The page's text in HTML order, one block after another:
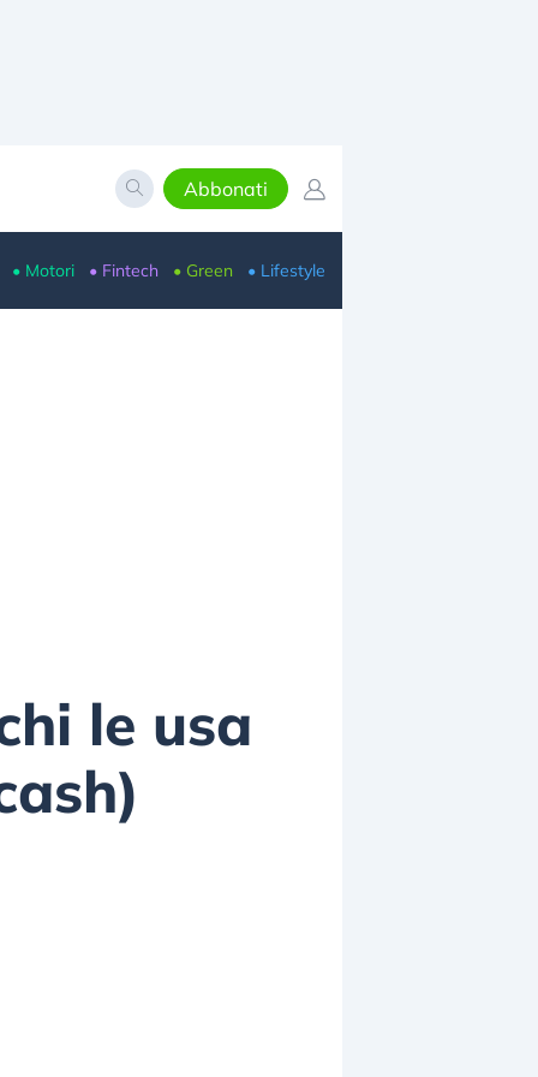
Abbonati
• Motori • Fintech • Green • Lifestyle
le usa